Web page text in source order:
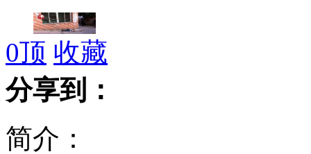
周克华携带包内搜出两张电影票
媳妇跟婆婆吵架赌气闹市卖女儿
0顶 收藏
分享到：
简介：